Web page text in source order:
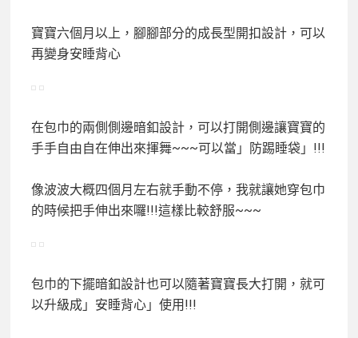
寶寶六個月以上，腳腳部分的成長型開扣設計，可以
再變身安睡背心
在包巾的兩側側邊暗釦設計，可以打開側邊讓寶寶的
手手自由自在伸出來揮舞~~~可以當」防踢睡袋」!!!
像波波大概四個月左右就手動不停，我就讓她穿包巾
的時候把手伸出來囉!!!這樣比較舒服~~~
包巾的下擺暗釦設計也可以隨著寶寶長大打開，就可
以升級成」安睡背心」使用!!!